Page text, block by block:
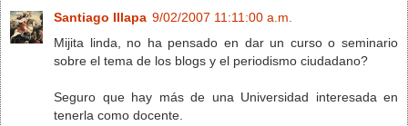
Santiago Illapa 9/02/2007 11:11:00 a.m.
Mijita linda, no ha pensado en dar un curso o seminario
sobre el tema de los blogs y el periodismo ciudadano?
Seguro que hay más de una Universidad interesada en
tenerla como docente.